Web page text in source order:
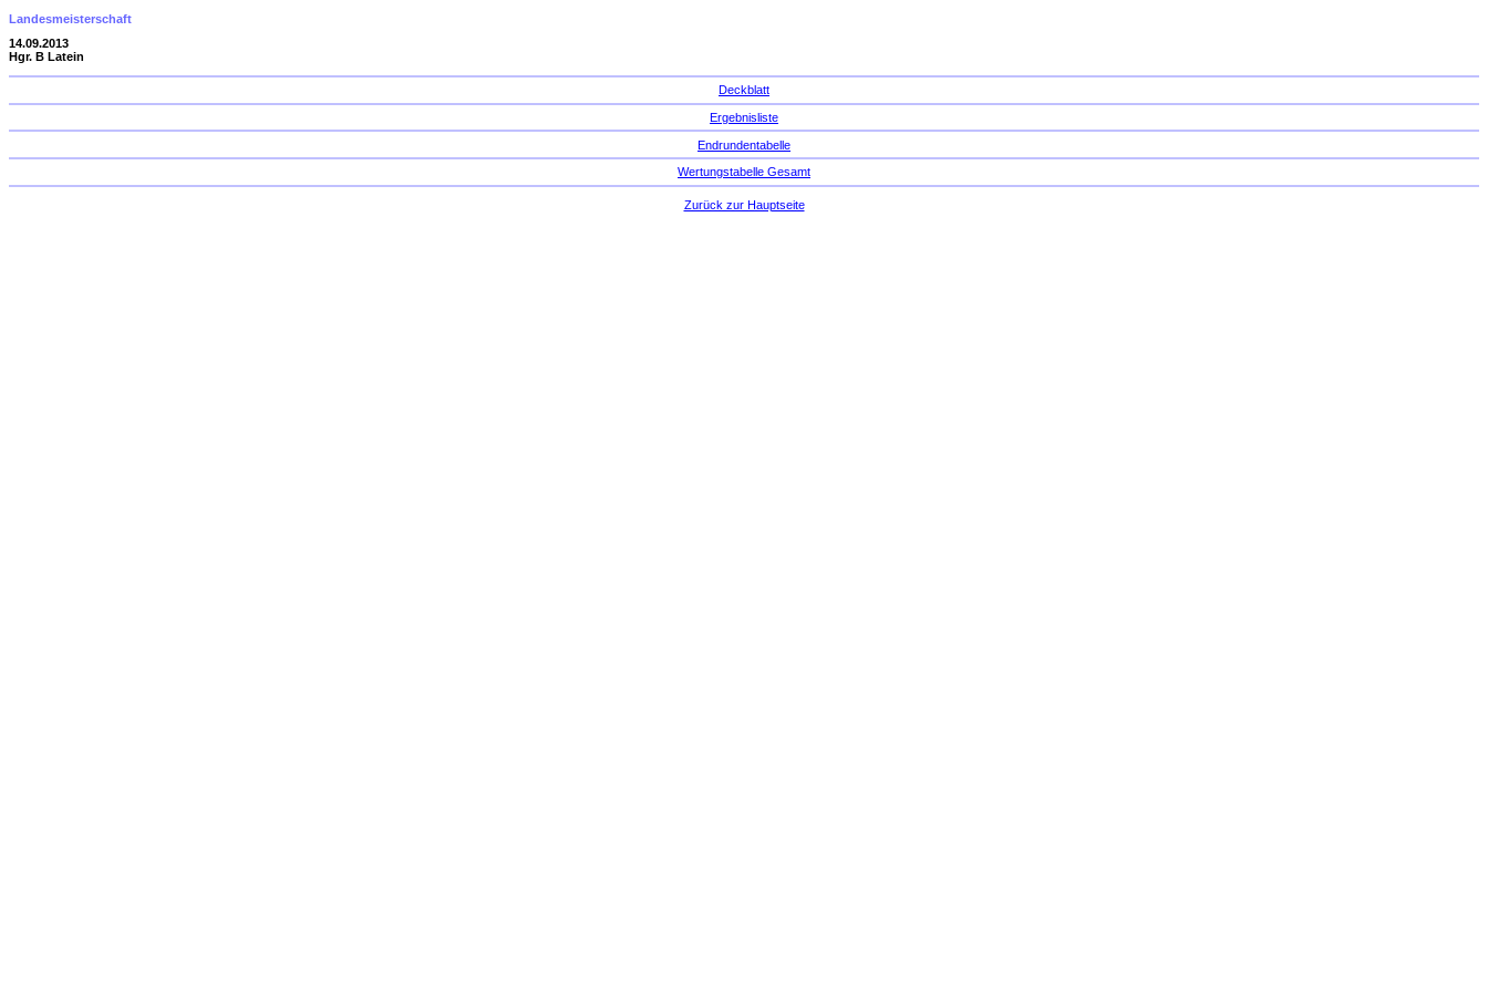
Landesmeisterschaft
14.09.2013
Hgr. B Latein
Deckblatt
Ergebnisliste
Endrundentabelle
Wertungstabelle Gesamt
Zurück zur Hauptseite